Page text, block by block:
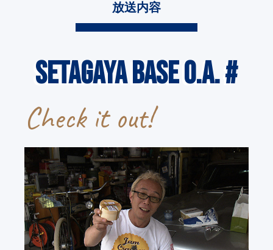
放送内容
SETAGAYA BASE O.A. #
Check it out!